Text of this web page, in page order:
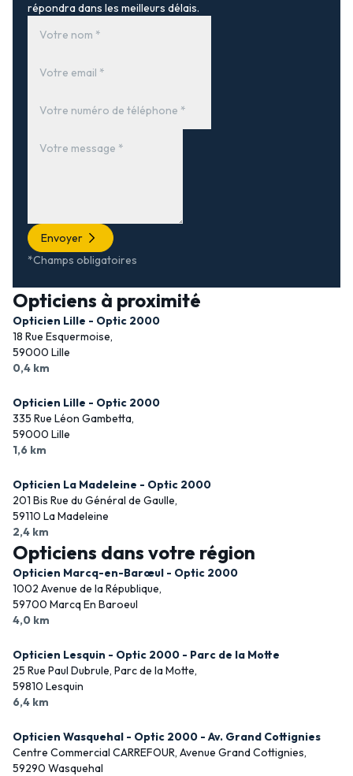
répondra dans les meilleurs délais.
Envoyer
*Champs obligatoires
Opticiens à proximité
Opticien Lille - Optic 2000
18 Rue Esquermoise,
59000 Lille
0,4 km
Opticien Lille - Optic 2000
335 Rue Léon Gambetta,
59000 Lille
1,6 km
Opticien La Madeleine - Optic 2000
201 Bis Rue du Général de Gaulle,
59110 La Madeleine
2,4 km
Opticiens dans votre région
Opticien Marcq-en-Barœul - Optic 2000
1002 Avenue de la République,
59700 Marcq En Baroeul
4,0 km
Opticien Lesquin - Optic 2000 - Parc de la Motte
25 Rue Paul Dubrule, Parc de la Motte,
59810 Lesquin
6,4 km
Opticien Wasquehal - Optic 2000 - Av. Grand Cottignies
Centre Commercial CARREFOUR, Avenue Grand Cottignies,
59290 Wasquehal